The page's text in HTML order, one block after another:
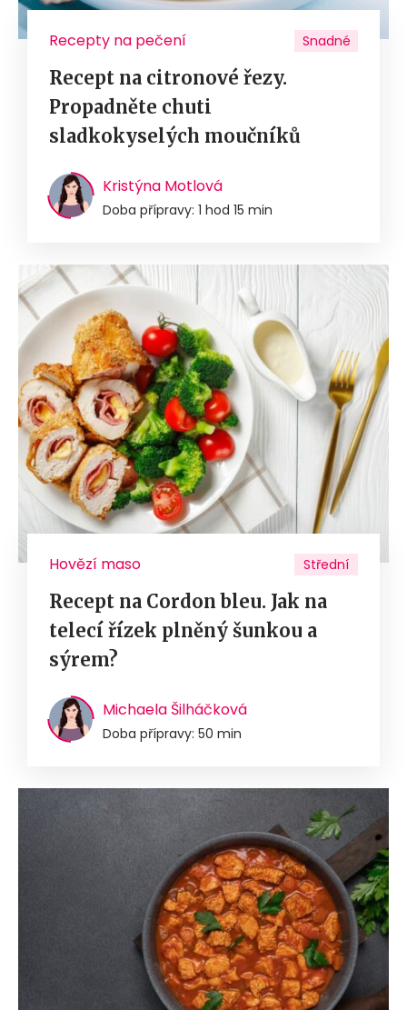
Recepty na pečení Snadné
Recept na citronové řezy.
Propadněte chuti
sladkokyselých moučníků
Kristýna Motlová
Doba přípravy: 1 hod 15 min
Hovězí maso Střední
Recept na Cordon bleu. Jak na
telecí řízek plněný šunkou a
sýrem?
Michaela Šilháčková
Doba přípravy: 50 min